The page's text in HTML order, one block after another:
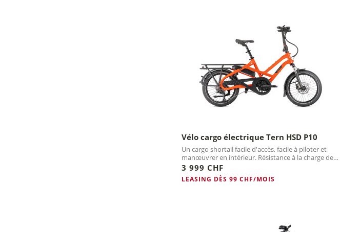
Vélo cargo électrique Tern HSD P10
Un cargo shortail facile d'accès, facile à piloter et
manœuvrer en intérieur. Résistance à la charge de
180 kg....
3 999 CHF
LEASING DÈS 99 CHF/MOIS